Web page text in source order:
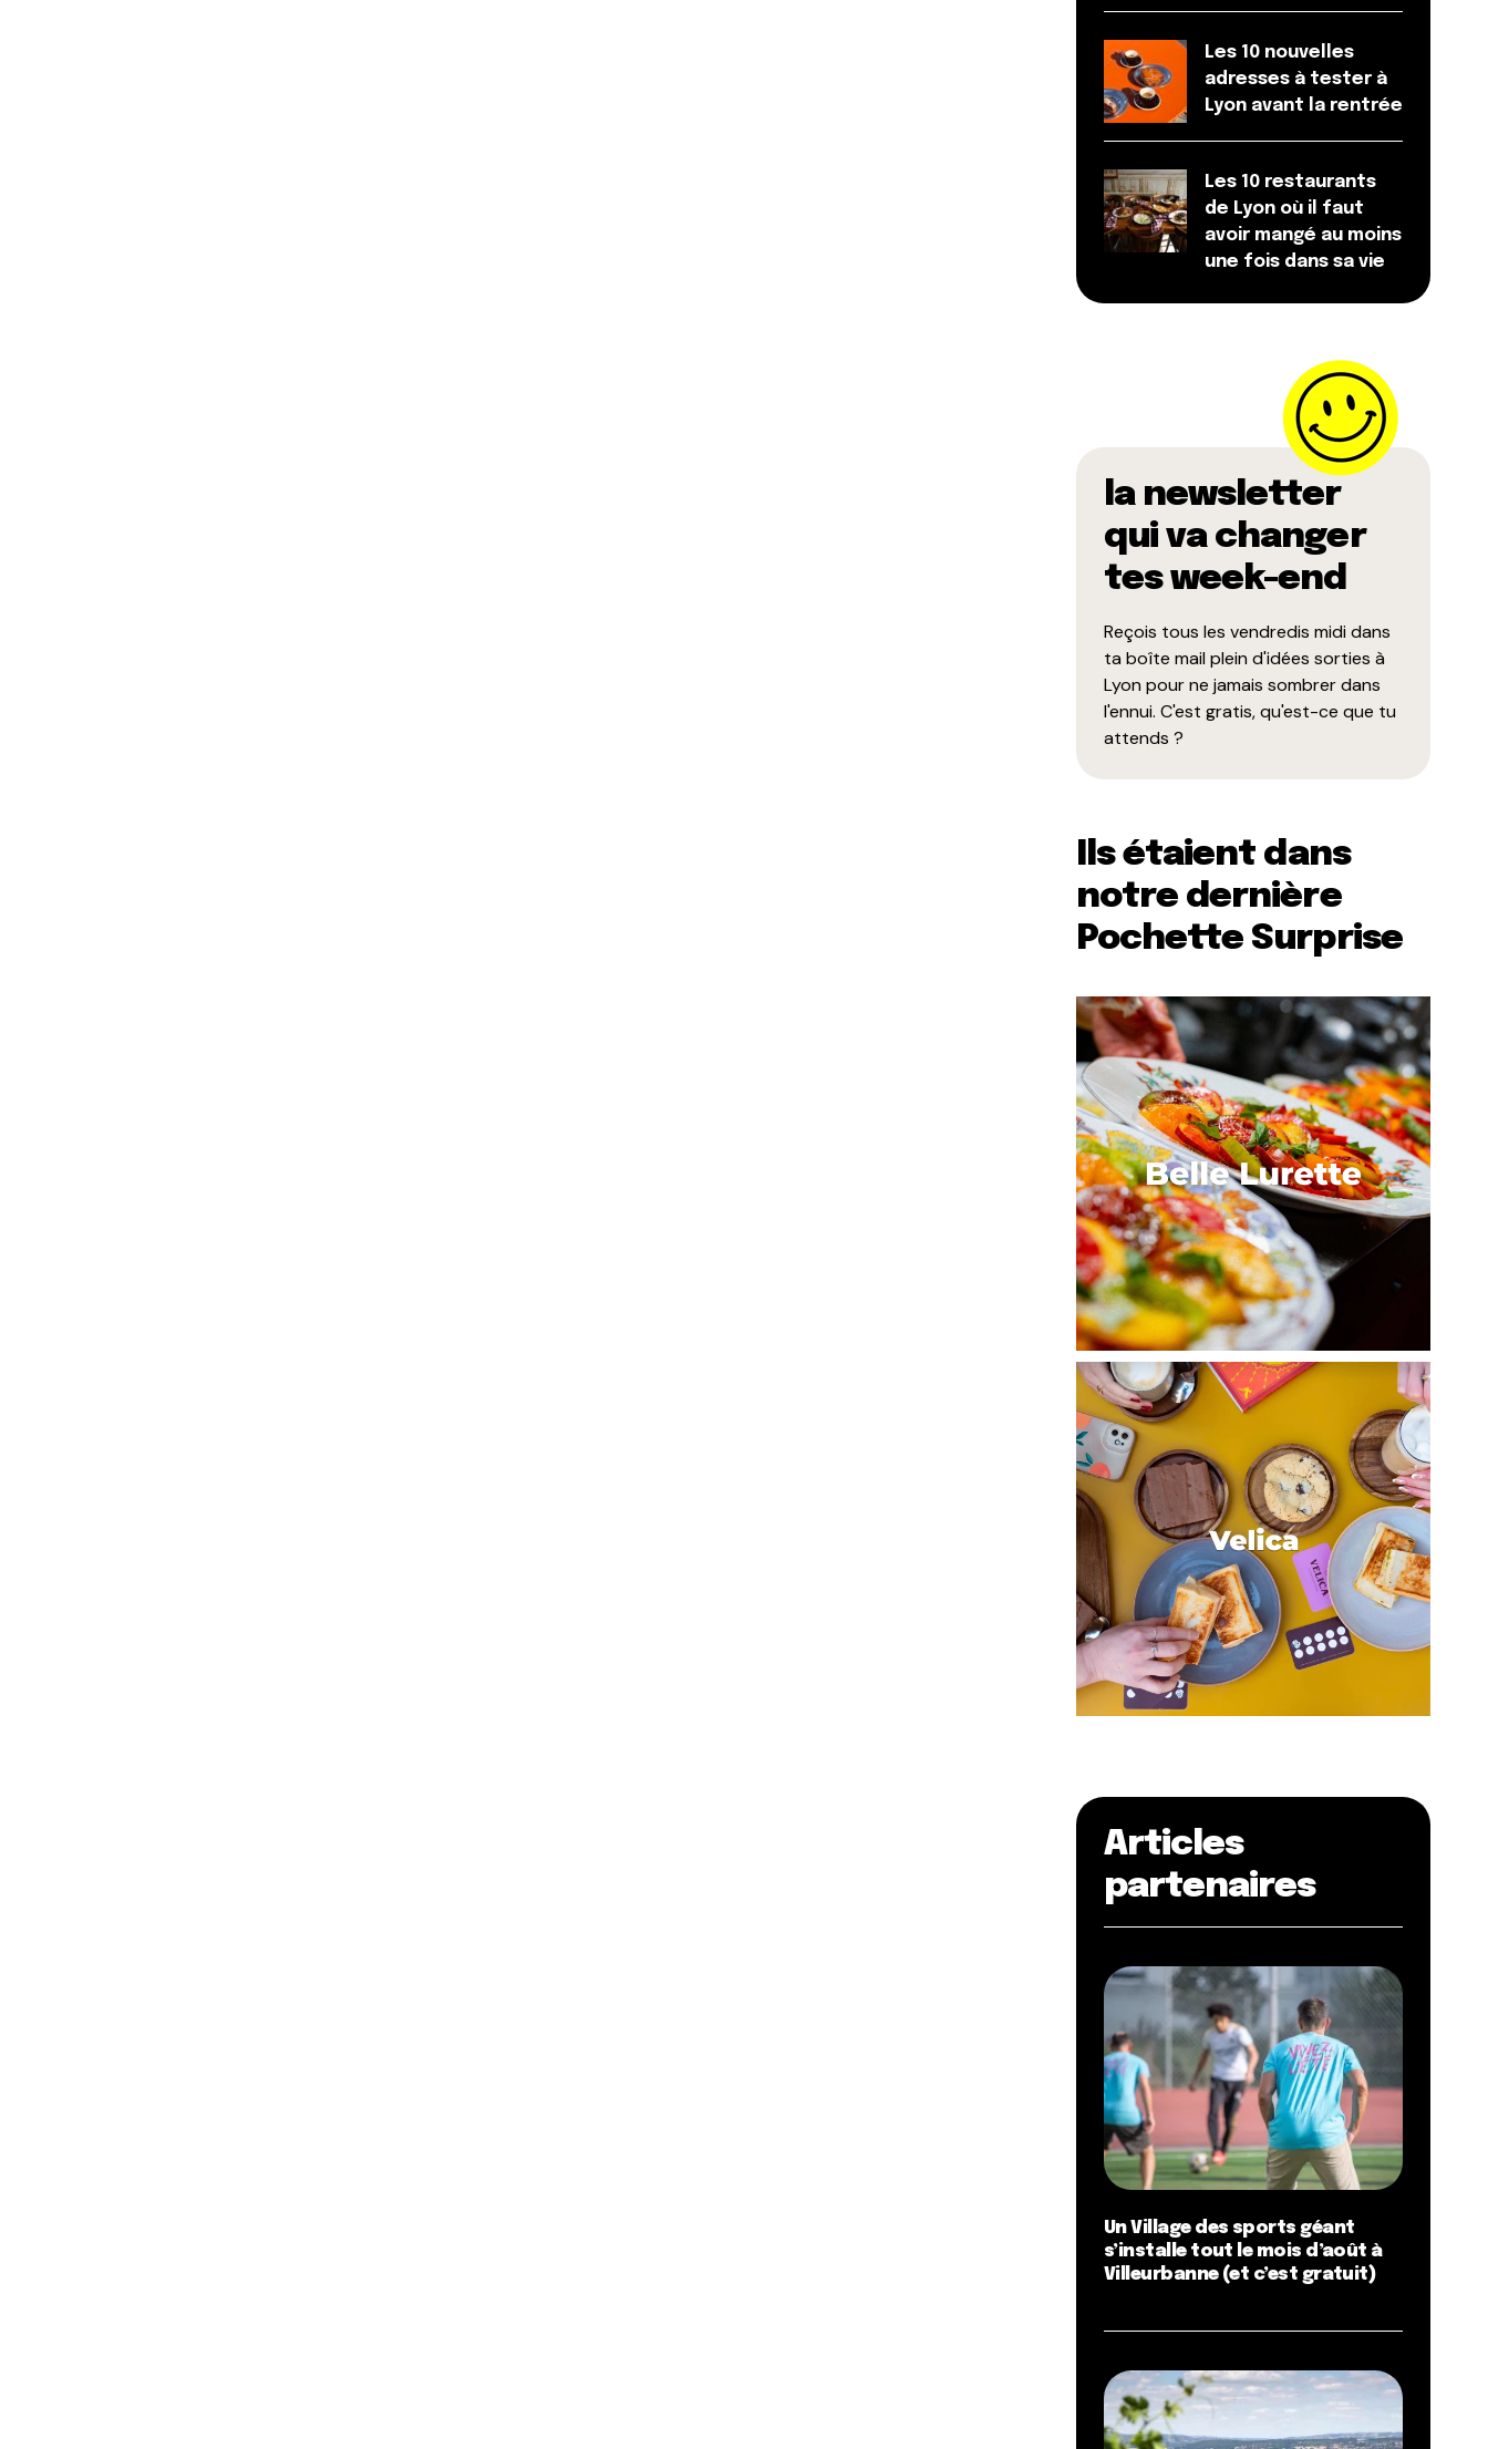
Les 10 nouvelles
adresses à tester à
Lyon avant la rentrée
Les 10 restaurants
de Lyon où il faut
avoir mangé au moins
une fois dans sa vie
la newsletter
qui va changer
tes week-end
Reçois tous les vendredis midi dans
ta boîte mail plein d'idées sorties à
Lyon pour ne jamais sombrer dans
l'ennui. C'est gratis, qu'est-ce que tu
attends ?
Ils étaient dans
notre dernière
Pochette Surprise
Articles
partenaires
Un Village des sports géant
s’installe tout le mois d’août à
Villeurbanne (et c’est gratuit)